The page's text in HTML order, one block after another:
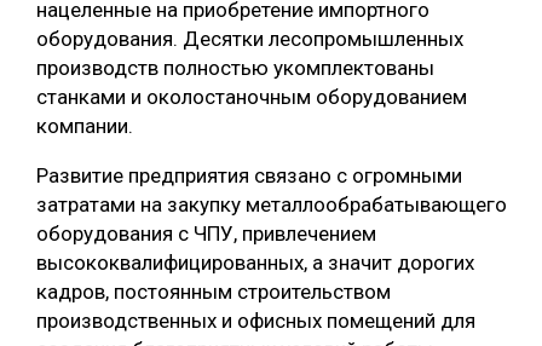
нацеленные на приобретение импортного
оборудования. Десятки лесопромышленных
производств полностью укомплектованы
станками и околостаночным оборудованием
компании.
Развитие предприятия связано с огромными
затратами на закупку металлообрабатывающего
оборудования с ЧПУ, привлечением
высококвалифицированных, а значит дорогих
кадров, постоянным строительством
производственных и офисных помещений для